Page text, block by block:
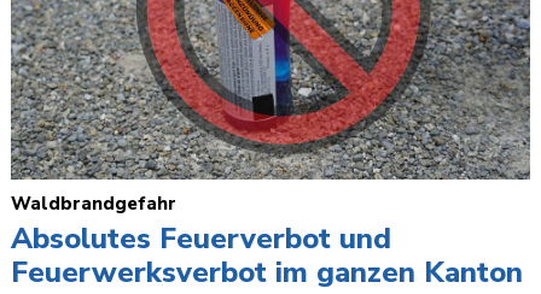
Waldbrandgefahr
Absolutes Feuerverbot und
Feuerwerksverbot im ganzen Kanton